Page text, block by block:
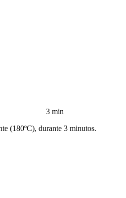
3 min
(180ºC), durante 3 minutos.